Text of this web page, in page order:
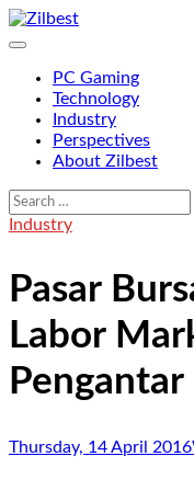
Skip
to
PC Gaming
Technology
Industry
Perspectives
About Zilbest
Search
for:
Industry
Pasar
Labor
Pengantar
Thursday, 14 April 2016